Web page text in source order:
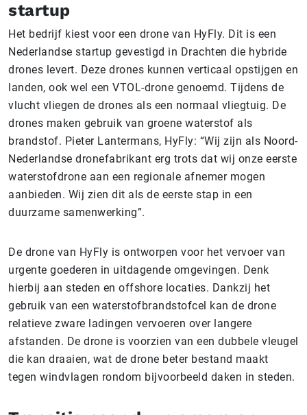
startup
Het bedrijf kiest voor een drone van HyFly. Dit is een
Nederlandse startup gevestigd in Drachten die hybride
drones levert. Deze drones kunnen verticaal opstijgen en
landen, ook wel een VTOL-drone genoemd. Tijdens de
vlucht vliegen de drones als een normaal vliegtuig. De
drones maken gebruik van groene waterstof als
brandstof. Pieter Lantermans, HyFly: “Wij zijn als Noord-
Nederlandse dronefabrikant erg trots dat wij onze eerste
waterstofdrone aan een regionale afnemer mogen
aanbieden. Wij zien dit als de eerste stap in een
duurzame samenwerking”.
De drone van HyFly is ontworpen voor het vervoer van
urgente goederen in uitdagende omgevingen. Denk
hierbij aan steden en offshore locaties. Dankzij het
gebruik van een waterstofbrandstofcel kan de drone
relatieve zware ladingen vervoeren over langere
afstanden. De drone is voorzien van een dubbele vleugel
die kan draaien, wat de drone beter bestand maakt
tegen windvlagen rondom bijvoorbeeld daken in steden.